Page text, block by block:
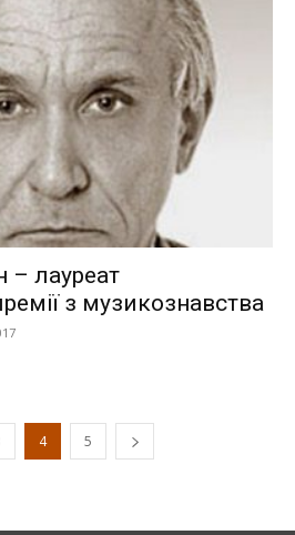
– лауреат
з музикознавства
4 5